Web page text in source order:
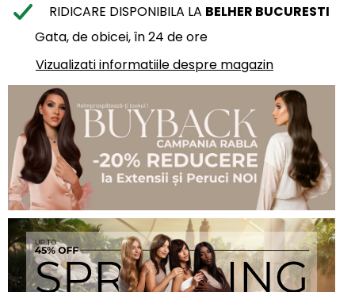
RIDICARE DISPONIBILA LA BELHER BUCURESTI
Gata, de obicei, în 24 de ore
Vizualizati informatiile despre magazin